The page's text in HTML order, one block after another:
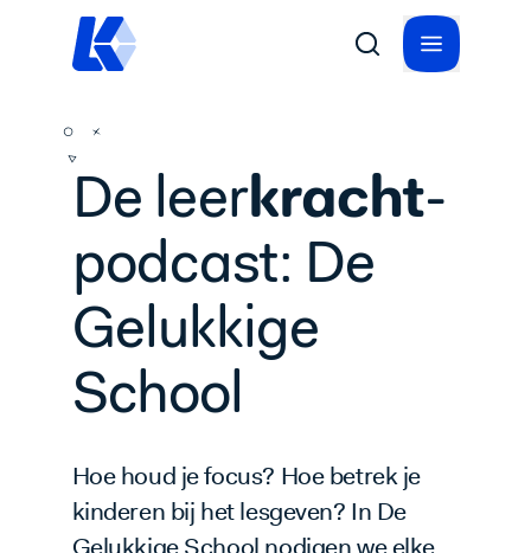
De leerkracht-
podcast: De
Gelukkige
School
Hoe houd je focus? Hoe betrek je
kinderen bij het lesgeven? In De